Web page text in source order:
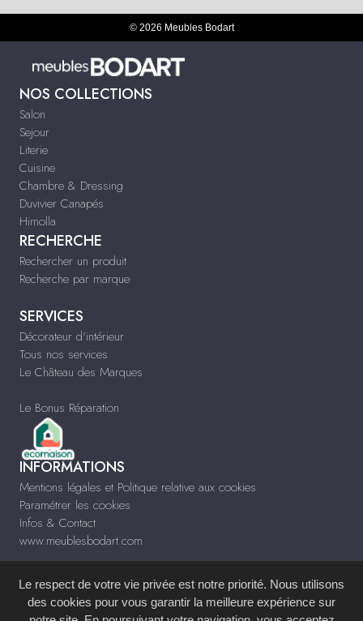
© 2026 Meubles Bodart
NOS COLLECTIONS
Salon
Sejour
Literie
Cuisine
Chambre & Dressing
Duvivier Canapés
Himolla
RECHERCHE
Rechercher un produit
Recherche par marque
SERVICES
Décorateur d'intérieur
Tous nos services
Le Château des Marques
Le Bonus Réparation
INFORMATIONS
Mentions légales et Politique relative aux cookies
Paramétrer les cookies
Infos & Contact
www.meublesbodart.com
Le respect de votre vie privée est notre priorité. Nous utilisons
des cookies pour vous garantir la meilleure expérience sur